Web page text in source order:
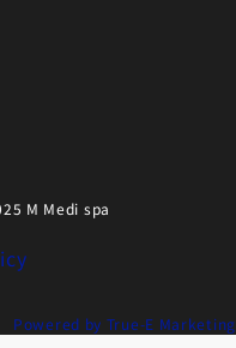
M Medi spa
Powered by True-E Marketing